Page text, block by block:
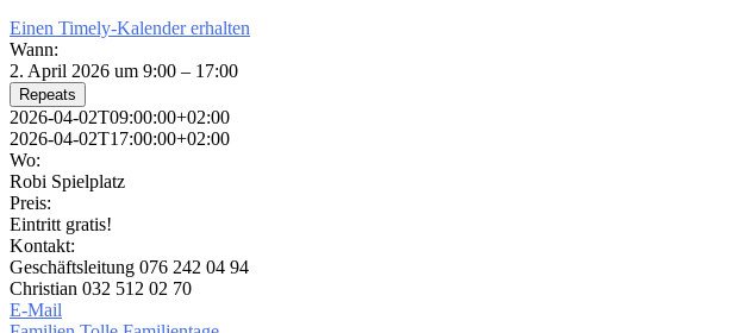
Einen Timely-Kalender erhalten
Wann:
2. April 2026 um 9:00 – 17:00
Repeats
2026-04-02T09:00:00+02:00
2026-04-02T17:00:00+02:00
Wo:
Robi Spielplatz
Preis:
Eintritt gratis!
Kontakt:
Geschäftsleitung 076 242 04 94
Christian 032 512 02 70
E-Mail